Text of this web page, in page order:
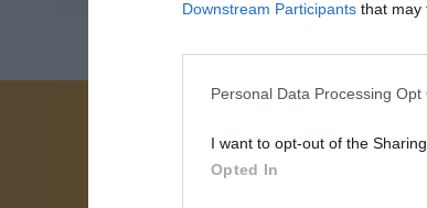
Downstream Participants that may
Personal Data Processing Opt
I want to opt-out of the
Opted In
Soutenez-nous, faites un